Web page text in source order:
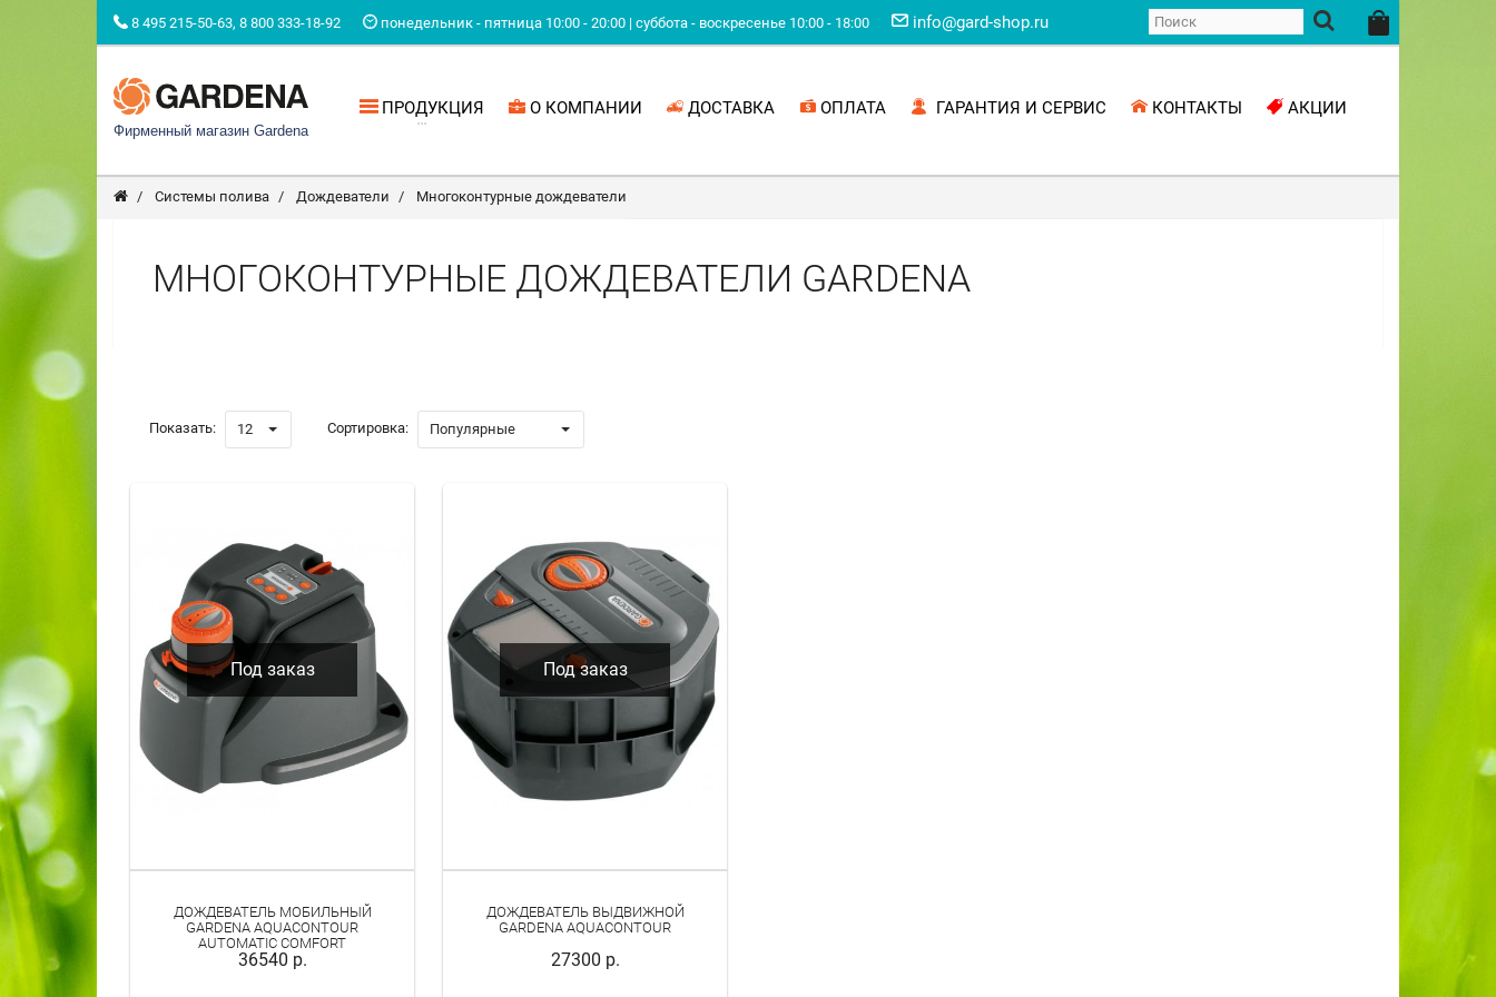
8 495 215-50-63, 8 800 333-18-92 понедельник - пятница 10:00 - 20:00 | суббота - воскресенье 10:00 - 18:00 info@gard-shop.ru
Фирменный магазин Gardena
ПРОДУКЦИЯ О КОМПАНИИ ДОСТАВКА ОПЛАТА ГАРАНТИЯ И СЕРВИС КОНТАКТЫ АКЦИИ
Системы полива Дождеватели Многоконтурные дождеватели
МНОГОКОНТУРНЫЕ ДОЖДЕВАТЕЛИ GARDENA
Показать: 12 Сортировка: Популярные
КОМБИСИСТЕМЫ И САДОВЫЕ
ИНСТРУМЕНТЫ
УХОД ЗА ГАЗОНОМ
ИНСТРУМЕНТЫ ДЛЯ УХОДА ЗА
ДЕРЕВЬЯМИ И КУСТАРНИКАМИ
СИСТЕМЫ ПОЛИВА
- НАКОНЕЧНИКИ И ПИСТОЛЕТЫ ДЛЯ
- ДОЖДЕВАТЕЛИ
- САДОВЫЕ ШЛАНГИ
- НАСОСЫ
- СИСТЕМЫ МИКРОКАПЕЛЬНОГО
Под заказ
ДОЖДЕВАТЕЛЬ МОБИЛЬНЫЙ
GARDENA AQUACONTOUR
AUTOMATIC COMFORT
36540 р.
Под заказ
ДОЖДЕВАТЕЛЬ ВЫДВИЖНОЙ
GARDENA AQUACONTOUR
27300 р.